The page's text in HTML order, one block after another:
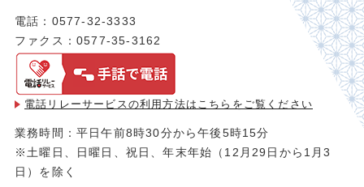
電話：0577-32-3333
ファクス：0577-35-3162
電話リレーサービスの利用方法は こちらをご覧ください
業務時間：平日午前8時30分から午後5時15分
※土曜日、日曜日、祝日、年末年始（12月29日から1月3
日）を除く